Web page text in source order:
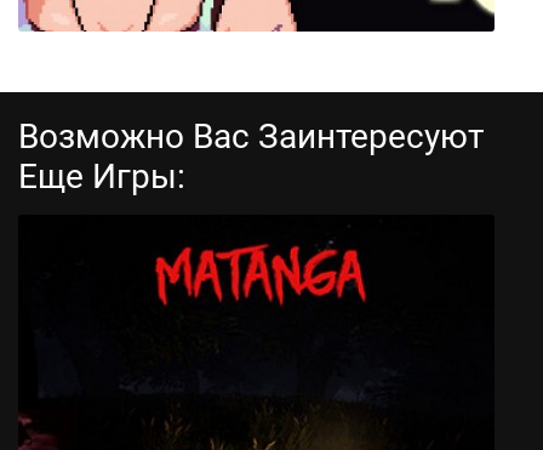
Coffee Talk
Возможно Вас Заинтересуют
Еще Игры: